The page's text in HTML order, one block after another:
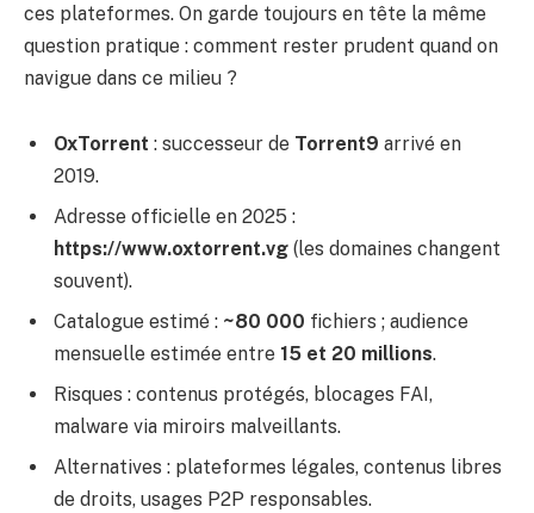
ces plateformes. On garde toujours en tête la même
question pratique : comment rester prudent quand on
navigue dans ce milieu ?
OxTorrent : successeur de Torrent9 arrivé en
2019.
Adresse officielle en 2025 :
https://www.oxtorrent.vg (les domaines changent
souvent).
Catalogue estimé : ~80 000 fichiers ; audience
mensuelle estimée entre 15 et 20 millions.
Risques : contenus protégés, blocages FAI,
malware via miroirs malveillants.
Alternatives : plateformes légales, contenus libres
de droits, usages P2P responsables.